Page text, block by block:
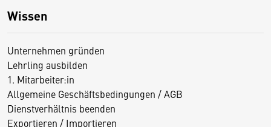
Wissen
Unternehmen gründen
Lehrling ausbilden
1. Mitarbeiter:in
Allgemeine Geschäftsbedingungen / AGB
Dienstverhältnis beenden
Exportieren / Importieren